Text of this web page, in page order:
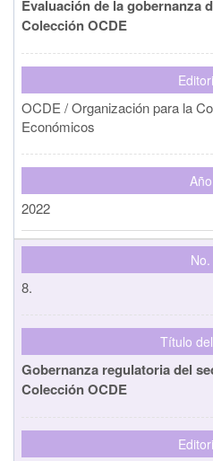
Evaluación de la gobernanza
Colección OCDE
OCDE / Organización para la
Económicos
Año
2022
No.
8.
Título
Gobernanza regulatoria del
Colección OCDE